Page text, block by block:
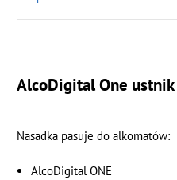
AlcoDigital One
Nasadka pasuje do alkomatów:
AlcoDigital ONE